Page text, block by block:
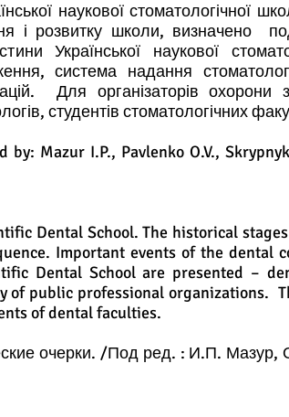
наукової стоматологічної
і розвитку школи, визначено
Української наукової
система надання
Для організаторів охорони
студентів стоматологічних
Mazur I.P., Pavlenko O.V.,
Dental School. The historical
Important events of the dental
Dental School are presented –
of public professional organizations.
of dental faculties.
очерки. /Под ред. : И.П.